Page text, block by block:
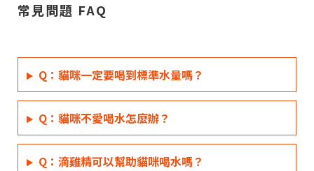
常見問題 FAQ
Q：貓咪一定要喝到標準水量嗎？
Q：貓咪不愛喝水怎麼辦？
Q：滴雞精可以幫助貓咪喝水嗎？